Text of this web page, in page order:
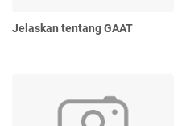
Jelaskan tentang GAAT